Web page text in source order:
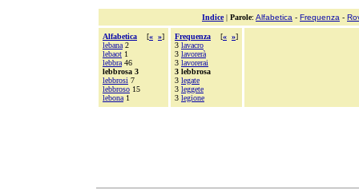
Indice| Parole: Alfabetica - Frequenza -
Alfabetica [« »]
lebana 2
lebaot 1
lebbra 46
lebbrosa 3
lebbrosi 7
lebbroso 15
lebona 1
Frequenza [« »]
3 lavacro
3 lavorerà
3 lavorerai
3 lebbrosa
3 legate
3 leggete
3 legione